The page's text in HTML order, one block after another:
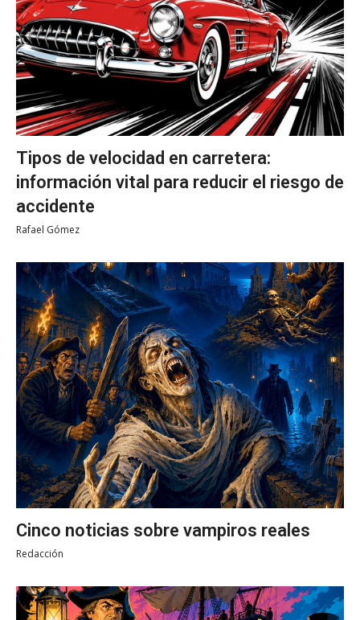
Tipos de velocidad en carretera:
información vital para reducir el riesgo de
accidente
Rafael Gómez
Cinco noticias sobre vampiros reales
Redacción